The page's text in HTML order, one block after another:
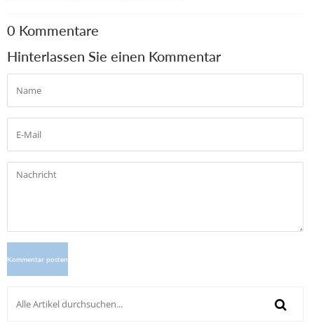
teilen
0 Kommentare
Hinterlassen Sie einen Kommentar
Mail